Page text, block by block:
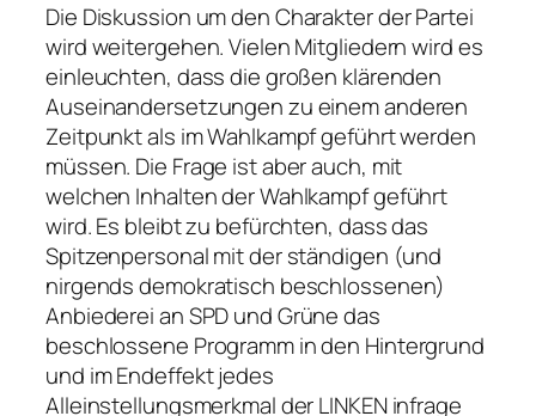
Die Diskussion um den Charakter der Partei
wird weitergehen. Vielen Mitgliedern wird es
einleuchten, dass die großen klärenden
Auseinandersetzungen zu einem anderen
Zeitpunkt als im Wahlkampf geführt werden
müssen. Die Frage ist aber auch, mit
welchen Inhalten der Wahlkampf geführt
wird. Es bleibt zu befürchten, dass das
Spitzenpersonal mit der ständigen (und
nirgends demokratisch beschlossenen)
Anbiederei an SPD und Grüne das
beschlossene Programm in den Hintergrund
und im Endeffekt jedes
Alleinstellungsmerkmal der LINKEN infrage